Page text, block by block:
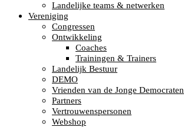
Landelijke teams & netwerken
Vereniging
Congressen
Ontwikkeling
Coaches
Trainingen & Trainers
Landelijk Bestuur
DEMO
Vrienden van de Jonge Democraten
Partners
Vertrouwenspersonen
Webshop